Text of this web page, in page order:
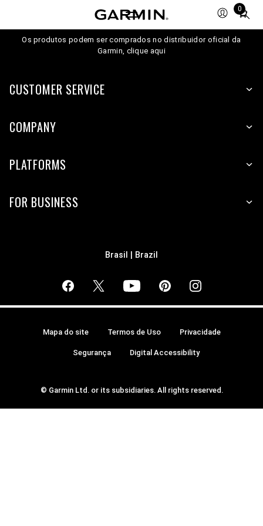
0
Total
in
Os produtos podem ser comprados no distribuidor oficial da
Garmin, clique aqui
CUSTOMER SERVICE
COMPANY
PLATFORMS
FOR BUSINESS
Brasil | Brazil
© Garmin Ltd. or its subsidiaries. All rights reserved.
Mapa do site Termos de Uso Privacidade
Segurança Digital Accessibility